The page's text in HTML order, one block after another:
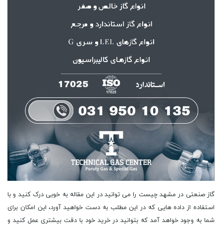
گاز صنعتی در مشهد چیست را می توانید در این مقاله به خوبی درک کنید و با
استفاده از داده هایی که در این مطلب به دست خواهید آورد، این امکان برای
شما به وجود خواهد آمد که بتوانید در خرید خود با دقت بیشتری عمل کنید و